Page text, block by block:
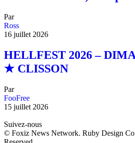
Par
Ross
16 juillet 2026
HELLFEST 2026 –
★ CLISSON
Par
FooFree
15 juillet 2026
Suivez-nous
© Foxiz News Network. Ruby Design